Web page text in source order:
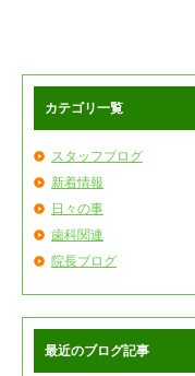
カテゴリ一覧
スタッフブログ
新着情報
日々の事
歯科関連
院長ブログ
最近のブログ記事